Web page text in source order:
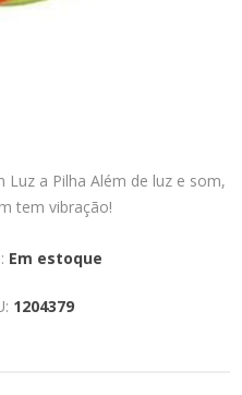
a Pilha Além de luz e som,
tem vibração!
Em estoque
1204379